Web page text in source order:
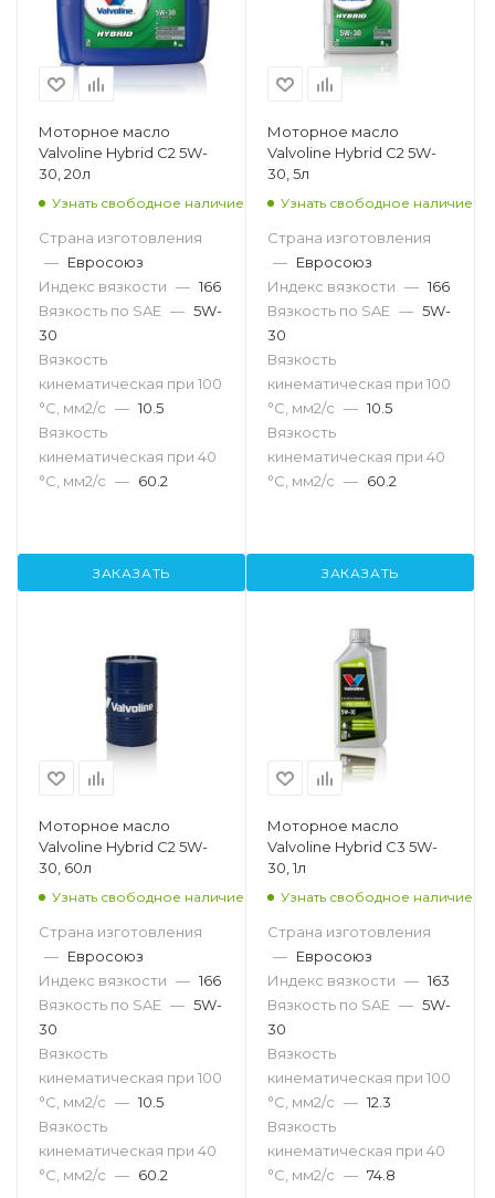
Моторное масло
Valvoline Hybrid C2 5W-
30, 20л
Узнать свободное наличие
Страна изготовления
— Евросоюз
Индекс вязкости — 166
Вязкость по SAE — 5W-
30
Вязкость
кинематическая при 100
°С, мм2/с — 10.5
Вязкость
кинематическая при 40
°С, мм2/с — 60.2
ЗАКАЗАТЬ
Моторное масло
Valvoline Hybrid C2 5W-
30, 5л
Узнать свободное наличие
Страна изготовления
— Евросоюз
Индекс вязкости — 166
Вязкость по SAE — 5W-
30
Вязкость
кинематическая при 100
°С, мм2/с — 10.5
Вязкость
кинематическая при 40
°С, мм2/с — 60.2
ЗАКАЗАТЬ
Моторное масло
Valvoline Hybrid C2 5W-
30, 60л
Узнать свободное наличие
Страна изготовления
— Евросоюз
Индекс вязкости — 166
Вязкость по SAE — 5W-
30
Вязкость
кинематическая при 100
°С, мм2/с — 10.5
Вязкость
кинематическая при 40
°С, мм2/с — 60.2
Моторное масло
Valvoline Hybrid C3 5W-
30, 1л
Узнать свободное наличие
Страна изготовления
— Евросоюз
Индекс вязкости — 163
Вязкость по SAE — 5W-
30
Вязкость
кинематическая при 100
°С, мм2/с — 12.3
Вязкость
кинематическая при 40
°С, мм2/с — 74.8